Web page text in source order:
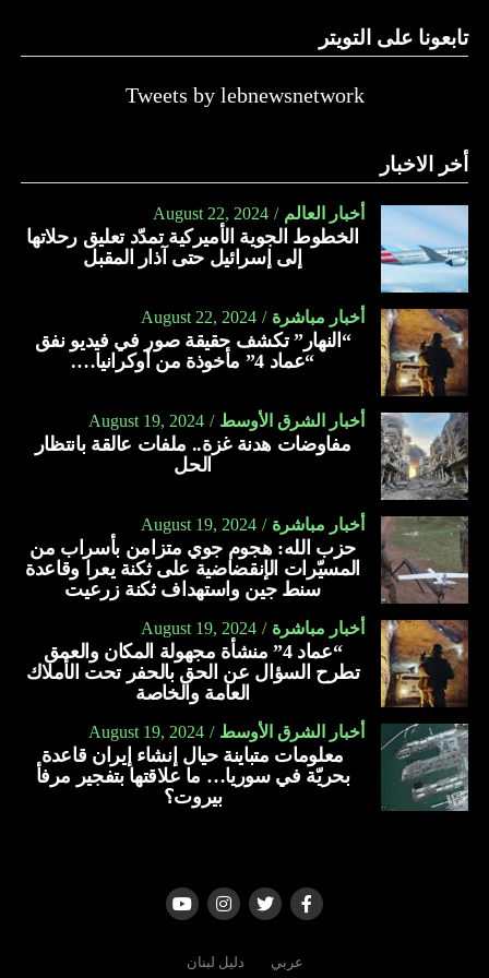
حيث يعدّ العسل بمثابة علاج لكل مرض. وفي الآتي فوائد عسل
يعالج النحافة بمساهمته في زيادة الوزن.
يحمي الجهاز الهضمي من الأمراض المختلفة.
يقلّل من آلام القولون العصبي.
يعالج الصداع.
يمدّ الجسم بالنشاط والطاقة والحيوية.
يسهّل عملية الولادة الطبيعية.
يعمل على تقوية العظام والأسنان.
يعالج الجروح.
يقلّل النزيف.
يحمي من فقر الدم خلال الحمل.
ينظّم مستوى ضغط الدم.
يعمل على تبطين المعدة.
يحمي من الإصابة بارتجاع المريء.
يعمل على تقوية جهاز المناعة.
يقلل من الإصابة بالالتهابات.
يخفف من أعراض البرد والإنفلونزا والسعال.
يساعد على ترطيب الحلق.
يعالج قرحة المعدة.
يخفّف من التهاب الجيوب الأنفية.
تابعونا على التويتر
Tweets by lebnewsnetwork
أخر الاخبار
أخبار العالم August 22, 2024
الخطوط الجوية الأميركية تمدّد تعليق رحلاتها
إلى إسرائيل حتى آذار المقبل
أخبار مباشرة August 22, 2024
“النهار” تكشف حقيقة صور في فيديو نفق
“عماد 4” مأخوذة من أوكرانيا….
أخبار الشرق الأوسط August 19, 2024
مفاوضات هدنة غزة.. ملفات عالقة بانتظار
الحل
أخبار مباشرة August 19, 2024
حزب الله: هجوم جوي متزامن بأسراب من
المسيّرات الإنقضاضية على ثكنة يعرا وقاعدة
سنط جين واستهداف ثكنة زرعيت
أخبار مباشرة August 19, 2024
“عماد 4” منشأة مجهولة المكان والعمق
تطرح السؤال عن الحق بالحفر تحت الأملاك
العامة والخاصة
أخبار الشرق الأوسط August 19, 2024
معلومات متباينة حيال إنشاء إيران قاعدة
بحريّة في سوريا… ما علاقتها بتفجير مرفأ
بيروت؟
عربي دليل لبنان